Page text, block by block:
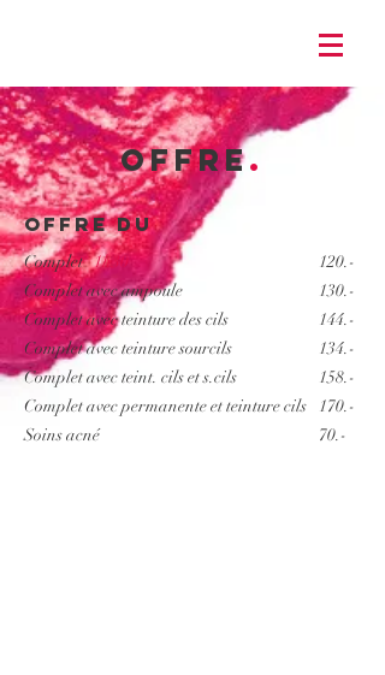
OFFRE.
Offre du
Complet1h30
Complet avec ampoule
Complet avec teinture des cils
Complet avec teinture sourcils
Complet avec teint. cils et s.cils
Complet avec permanente et teinture cils
Soins acné
120.-
130.-
144.-
134.-
158.-
170.-
70.-